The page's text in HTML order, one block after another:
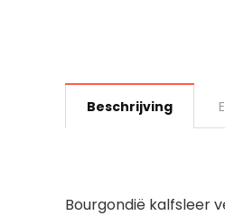
Beschrijving
Bourgondië kalfsleer